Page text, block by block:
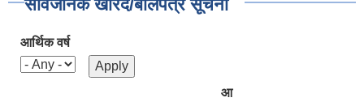
सार्वजनिक खरिद/बोलपत्र सूचना
आर्थिक वर्ष
आ